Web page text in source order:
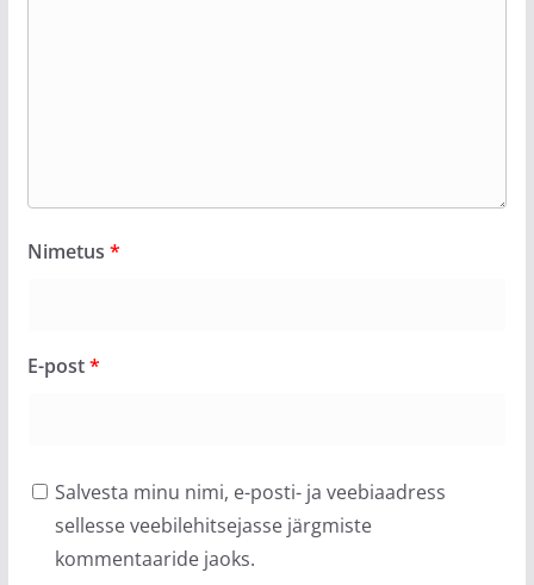
Nimetus *
E-post*
Salvesta minu nimi, e-posti- ja veebiaadress
sellesse veebilehitsejasse järgmiste
kommentaaride jaoks.